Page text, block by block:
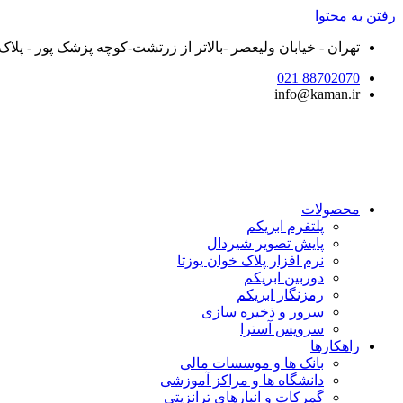
رفتن به محتوا
تهران - خیابان ولیعصر -بالاتر از زرتشت-کوچه پزشک پور - پلاک ۲۵ - واحد
88702070 021
info@kaman.ir
محصولات
پلتفرم ابریکم
پایش تصویر شیردال
نرم افزار پلاک خوان یوزتا
دوربین ابریکم
رمزنگار ابریکم
سرور و ذخیره سازی
سرویس آسترا
راهکارها
بانک ها و موسسات مالی
دانشگاه ها و مراکز آموزشی
گمرکات و انبارهای ترانزیتی